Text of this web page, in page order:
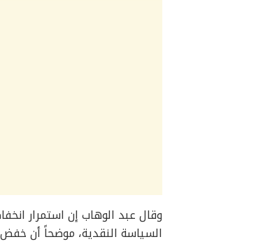
وقال عبد الوهاب إن استمرار
السياسة النقدية، موضحاً أن